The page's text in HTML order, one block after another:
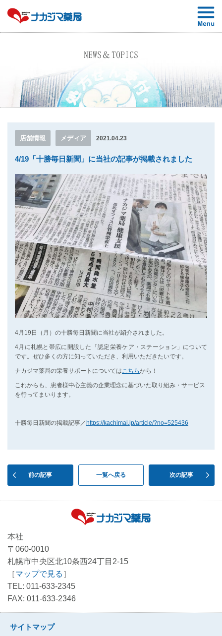
NEWS＆TOPICS
店舗情報 メディア 2021.04.23
4/19「十勝毎日新聞」に当社の記事が掲載されました
4月19日（月）の十勝毎日新聞に当社が紹介されました。
4月に札幌と帯広に開設した「認定栄養ケア・ステーション」について
です。ぜひ多くの方に知っていただき、利用いただきたいです。
ナカジマ薬局の栄養サポートについてはこちらから！
これからも、患者様中心主義の企業理念に基づいた取り組み・サービス
を行ってまいります。
十勝毎日新聞の掲載記事／ https://kachimai.jp/article/?no=525436
前の記事 一覧へ戻る 次の記事
本社
〒060-0010
札幌市中央区北10条西24丁目2-15
［マップで見る ］
TEL: 011-633-2345
FAX: 011-633-2346
サイトマップ